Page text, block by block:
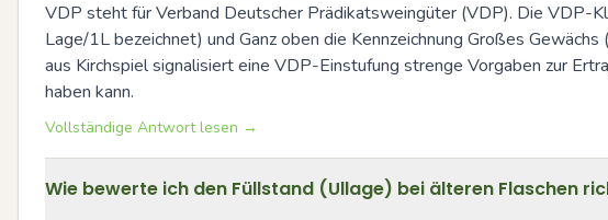
VDP steht für Verband Deutscher Prädikatsweingüter (VDP). Die VDP-
Lage/1L bezeichnet) und Ganz oben die Kennzeichnung Großes
aus Kirchspiel signalisiert eine VDP-Einstufung strenge Vorgaben zur
haben kann.
Vollständige Antwort lesen →
Wie bewerte ich den Füllstand (Ullage) bei älteren Flaschen